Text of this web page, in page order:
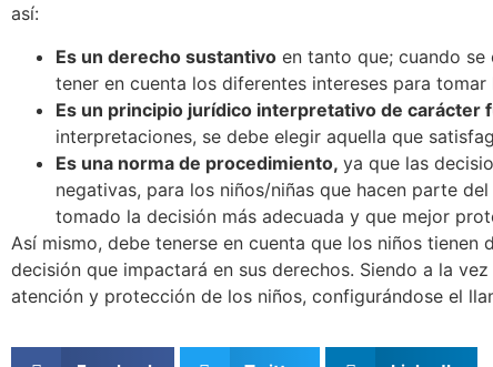
así:
Es un derecho sustantivo en tanto que; cuando
tener en cuenta los diferentes intereses para
Es un principio jurídico interpretativo de carácter
interpretaciones, se debe elegir aquella que
Es una norma de procedimiento, ya que las
negativas, para los niños/niñas que hacen parte
tomado la decisión más adecuada y que mejor
Así mismo, debe tenerse en cuenta que los niños
decisión que impactará en sus derechos. Siendo a la
atención y protección de los niños, configurándose el